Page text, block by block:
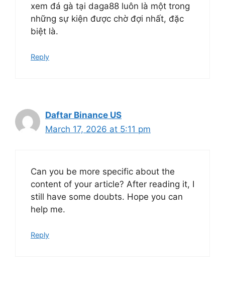
xem đá gà tại daga88 luôn là một trong
những sự kiện được chờ đợi nhất, đặc
biệt là.
Reply
Daftar Binance US
March 17, 2026 at 5:11 pm
Can you be more specific about the
content of your article? After reading it, I
still have some doubts. Hope you can
help me.
Reply